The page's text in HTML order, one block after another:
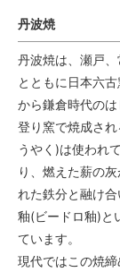
丹波焼
丹波焼は、瀬戸
とともに日本六
から鎌倉時代のは
登り窯で焼成さ
うやく)は使われ
り、燃えた薪の
れた鉄分と融け
釉(ビードロ釉)と
ています。
現代ではこの焼